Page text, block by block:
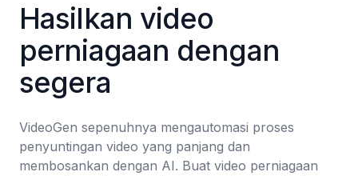
Hasilkan video
perniagaan dengan
segera
VideoGen sepenuhnya mengautomasi proses
penyuntingan video yang panjang dan
membosankan dengan AI. Buat video perniagaan